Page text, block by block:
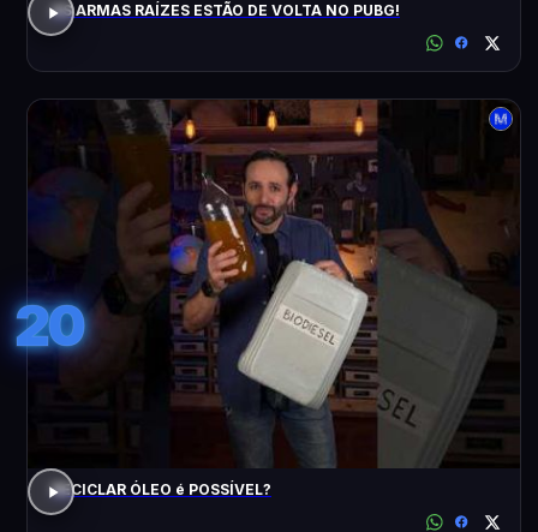
AS ARMAS RAÍZES ESTÃO DE VOLTA NO PUBG!
20
RECICLAR ÓLEO é POSSÍVEL?